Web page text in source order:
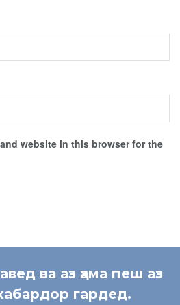
website in this browser for the
ва аз ҳама пеш аз
гардед.